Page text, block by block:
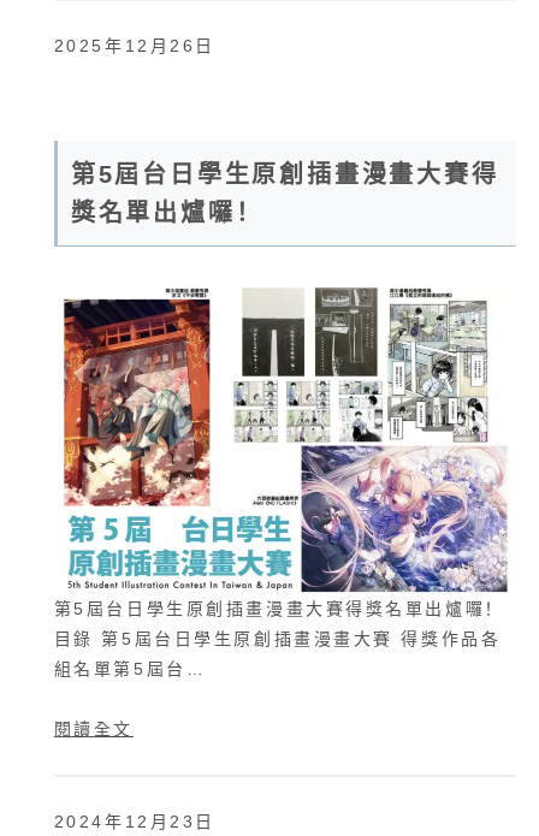
2025年12月26日
第5屆台日學生原創插畫漫畫大賽得
獎名單出爐囉！
第5屆台日學生原創插畫漫畫大賽得獎名單出爐囉！
目錄 第5屆台日學生原創插畫漫畫大賽 得獎作品各
組名單第5屆台…
閱讀全文
2024年12月23日